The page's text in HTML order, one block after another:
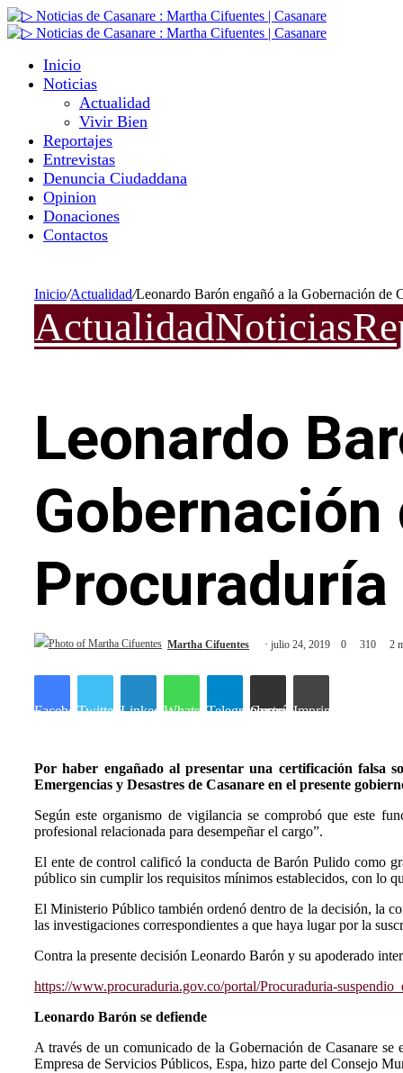
Inicio
Noticias
Actualidad
Vivir Bien
Reportajes
Entrevistas
Denuncia Ciudaddana
Opinion
Donaciones
Contactos
Inicio/Actualidad/Leonardo Barón engañó a la Gobernación de
ActualidadNoticias
Leonardo
Gobernación
Procuraduría
Martha Cifuentes julio 24, 2019 0 310 2
FacebookTwitter LinkedInWhatsAppTelegramCompartir por correo electrónicoImprimir
Por haber engañado al presentar una certificación falsa
Emergencias y Desastres de Casanare en el presente
Según este organismo de vigilancia se comprobó que este
profesional relacionada para desempeñar el cargo”.
El ente de control calificó la conducta de Barón Pulido como
público sin cumplir los requisitos mínimos establecidos, con lo
El Ministerio Público también ordenó dentro de la decisión, la
las investigaciones correspondientes a que haya lugar por la
Contra la presente decisión Leonardo Barón y su apoderado
https://www.procuraduria.gov.co/portal/Procuraduria-
Leonardo Barón se defiende
A través de un comunicado de la Gobernación de Casanare
Empresa de Servicios Públicos, Espa, hizo parte del Consejo